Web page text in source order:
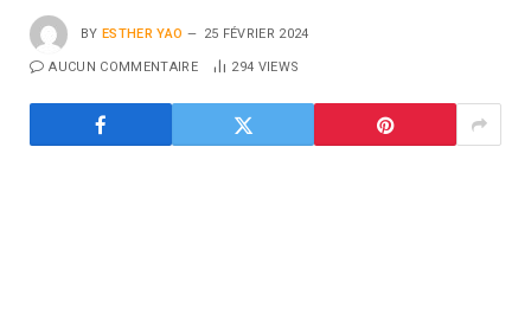
BY ESTHER YAO 25 FÉVRIER 2024
AUCUN COMMENTAIRE 294 VIEWS